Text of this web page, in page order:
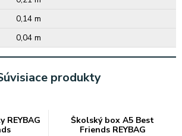
0,14 m
0,04 m
produkty
REYBAG
Školský box A5 Best
Friends REYBAG